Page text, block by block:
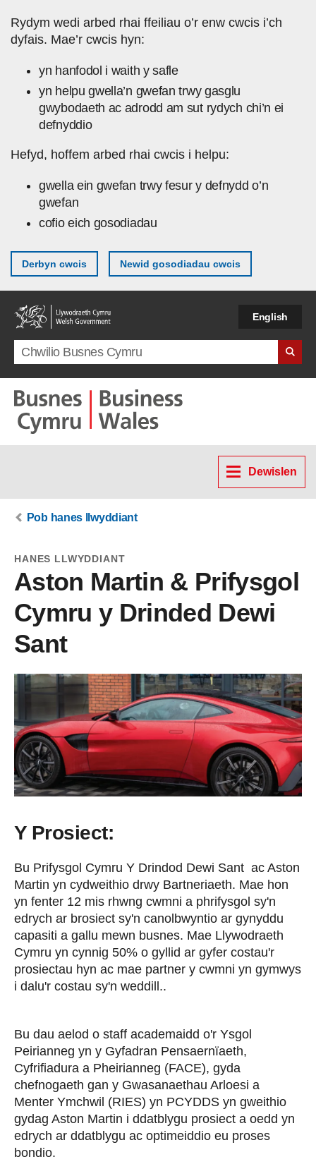
Rydym wedi arbed rhai ffeiliau o’r enw cwcis i’ch
dyfais. Mae’r cwcis hyn:
yn hanfodol i waith y safle
yn helpu gwella’n gwefan trwy gasglu
gwybodaeth ac adrodd am sut rydych chi’n ei
defnyddio
Hefyd, hoffem arbed rhai cwcis i helpu:
gwella ein gwefan trwy fesur y defnydd o’n
gwefan
cofio eich gosodiadau
Derbyn cwcis Newid gosodiadau cwcis
English
Search term
Dewislen
Pob hanes llwyddiant
HANES LLWYDDIANT
Aston Martin & Prifysgol
Cymru y Drinded Dewi
Sant
Y Prosiect:
Bu Prifysgol Cymru Y Drindod Dewi Sant ac Aston
Martin yn cydweithio drwy Bartneriaeth. Mae hon
yn fenter 12 mis rhwng cwmni a phrifysgol sy'n
edrych ar brosiect sy'n canolbwyntio ar gynyddu
capasiti a gallu mewn busnes. Mae Llywodraeth
Cymru yn cynnig 50% o gyllid ar gyfer costau'r
prosiectau hyn ac mae partner y cwmni yn gymwys
i dalu'r costau sy'n weddill..
Bu dau aelod o staff academaidd o'r Ysgol
Peirianneg yn y Gyfadran Pensaernïaeth,
Cyfrifiadura a Pheirianneg (FACE), gyda
chefnogaeth gan y Gwasanaethau Arloesi a
Menter Ymchwil (RIES) yn PCYDDS yn gweithio
gydag Aston Martin i ddatblygu prosiect a oedd yn
edrych ar ddatblygu ac optimeiddio eu proses
bondio.